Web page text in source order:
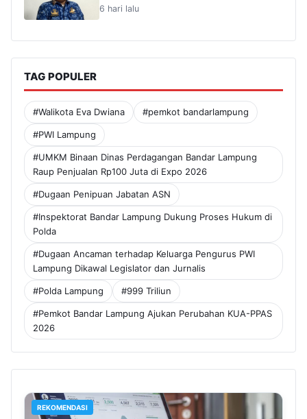
6 hari lalu
TAG POPULER
#Walikota Eva Dwiana #pemkot bandarlampung
#PWI Lampung
#UMKM Binaan Dinas Perdagangan Bandar Lampung
Raup Penjualan Rp100 Juta di Expo 2026
#Dugaan Penipuan Jabatan ASN
#Inspektorat Bandar Lampung Dukung Proses Hukum di
Polda
#Dugaan Ancaman terhadap Keluarga Pengurus PWI
Lampung Dikawal Legislator dan Jurnalis
#Polda Lampung #999 Triliun
#Pemkot Bandar Lampung Ajukan Perubahan KUA-PPAS
2026
REKOMENDASI